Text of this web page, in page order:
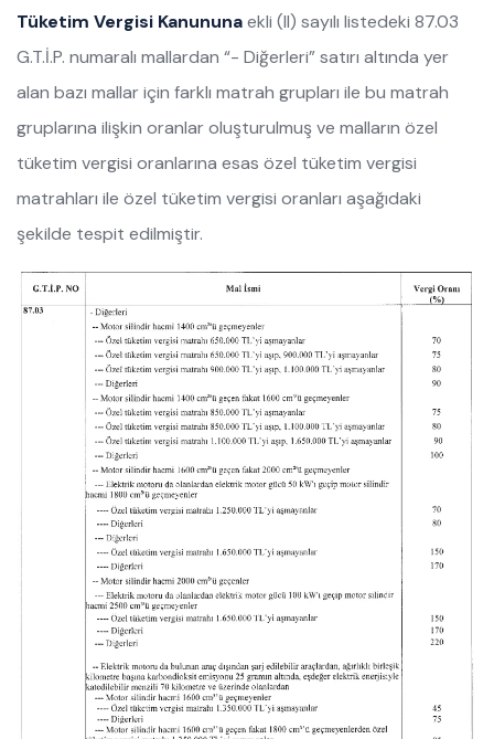
Tüketim Vergisi Kanununaekli (II) sayılı listedeki 87.03
G.T.İ.P. numaralı mallardan “- Diğerleri” satırı altında yer
alan bazı mallar için farklı matrah grupları ile bu matrah
gruplarına ilişkin oranlar oluşturulmuş ve malların özel
tüketim vergisi oranlarına esas özel tüketim vergisi
matrahları ile özel tüketim vergisi oranları aşağıdaki
şekilde tespit edilmiştir.